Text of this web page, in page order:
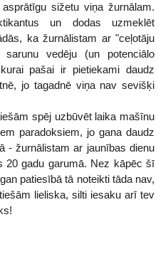
sižetu viņa žurnālam.
un dodas uzmeklēt
ka žurnālistam ar "ceļotāju
vedēju (un potenciālo
pašai ir pietiekami daudz
jo tagadnē viņa nav sevišķi
spēj uzbūvēt laika mašīnu
paradoksiem, jo gana daudz
- žurnālistam ar jaunības dienu
20 gadu garumā. Nez kāpēc šī
patiesībā tā noteikti tāda nav,
lieliska, silti iesaku arī tev